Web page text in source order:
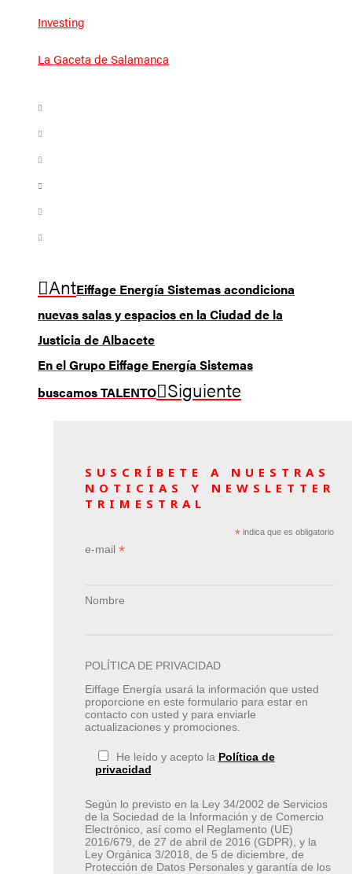
Investing
La Gaceta de Salamanca
AntEiffage Energía Sistemas acondiciona
nuevas salas y espacios en la Ciudad de la
Justicia de Albacete
En el Grupo Eiffage Energía Sistemas
buscamos TALENTO
Siguiente
SUSCRÍBETE A NUESTRAS
NOTICIAS Y NEWSLETTER
TRIMESTRAL
*indica que es obligatorio
e-mail *
Nombre
POLÍTICA DE PRIVACIDAD
Eiffage Energía usará la información que usted
proporcione en este formulario para estar en
contacto con usted y para enviarle
actualizaciones y promociones.
He leído y acepto la Política de
privacidad
Según lo previsto en la Ley 34/2002 de Servicios
de la Sociedad de la Información y de Comercio
Electrónico, así como el Reglamento (UE)
2016/679, de 27 de abril de 2016 (GDPR), y la
Ley Orgánica 3/2018, de 5 de diciembre, de
Protección de Datos Personales y garantía de los